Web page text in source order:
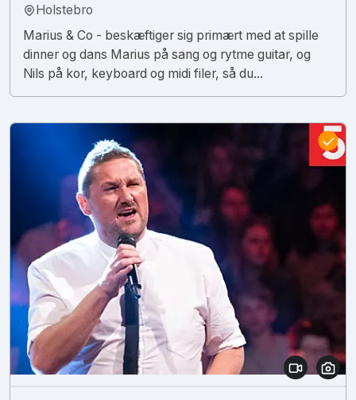
Holstebro
Marius & Co - beskæftiger sig primært med at spille
dinner og dans Marius på sang og rytme guitar, og
Nils på kor, keyboard og midi filer, så du...